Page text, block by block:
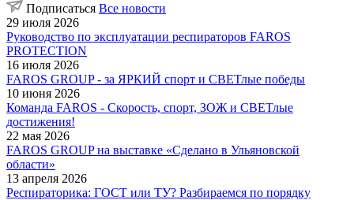
Подписаться Все новости
29 июля 2026
Руководство по эксплуатации респираторов FAROS
PROTECTION
16 июля 2026
FAROS GROUP - за ЯРКИЙ спорт и СВЕТлые победы
10 июня 2026
Команда FAROS - Скорость, спорт, ЗОЖ и СВЕТлые
достижения!
22 мая 2026
FAROS GROUP на выставке «Сделано в Ульяновской
области»
13 апреля 2026
Респираторика: ГОСТ или ТУ? Разбираемся по порядку